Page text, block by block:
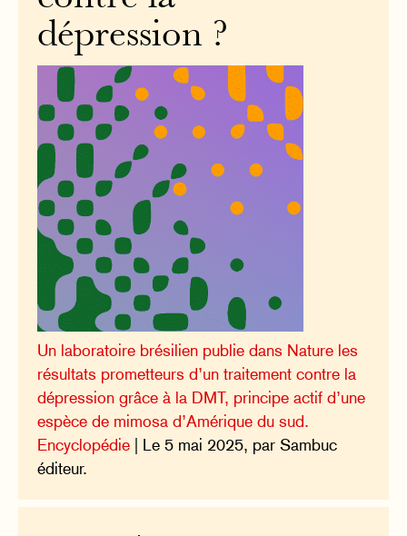
dépression ?
Un laboratoire brésilien publie dans Nature les
résultats prometteurs d’un traitement contre la
dépression grâce à la DMT, principe actif d’une
espèce de mimosa d’Amérique du sud.
Encyclopédie | Le 5 mai 2025, par Sambuc
éditeur.